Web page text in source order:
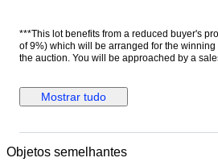
***This lot benefits from a reduced buyer's
of 9%) which will be arranged for the
the auction. You will be approached by a
(cuerda), Tourbillon. Calibre CO.022. 22
21600 A/h Caja: Titanio con tratamiento PVD,
Con logo. Sujeta con 6 tornillos. Titanio PVD
cocodrilo auténtica. Cierre: Acero inoxidable.
Mostrar tudo
Objetos semelhantes